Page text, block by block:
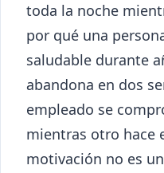
toda la noche
por qué una
saludable durante
abandona en dos
empleado se
mientras otro hace
motivación no es